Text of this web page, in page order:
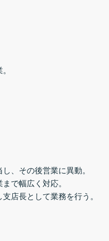
、その後営業に異動。
で幅広く対応。
店長として業務を行う。